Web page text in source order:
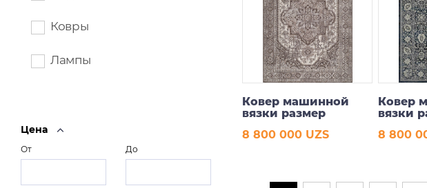
Ковры
Лампы
Цена
От До
Ковер машинной
вязки размер
8 800 000 UZS
Ковер
вязки
8 800